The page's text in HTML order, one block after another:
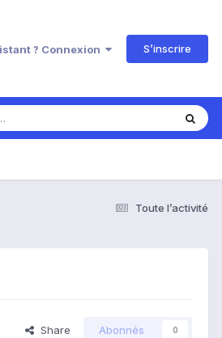
? Connexion S’inscrire
Toute l’activité
Share Abonnés 0